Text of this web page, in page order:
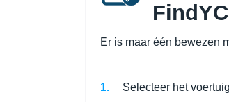
Er is maar één bewezen
Selecteer het